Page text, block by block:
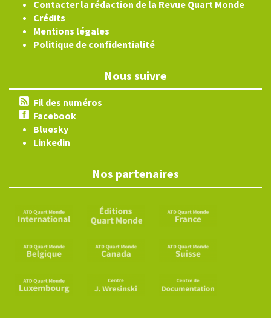
Contacter la rédaction de la Revue Quart Monde
Crédits
Mentions légales
Politique de confidentialité
Nous suivre
Fil des numéros
Facebook
Bluesky
Linkedin
Nos partenaires